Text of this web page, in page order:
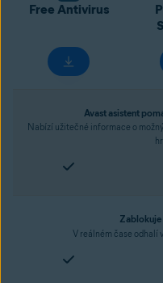
Free Antivirus
Avast asistent
Nabízí užitečné informace o
Zablokuje
V reálném čase odhalí